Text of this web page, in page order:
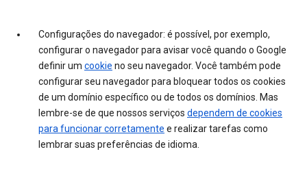
Configurações do navegador: é possível, por exemplo,
configurar o navegador para avisar você quando o Google
definir um cookie no seu navegador. Você também pode
configurar seu navegador para bloquear todos os cookies
de um domínio específico ou de todos os domínios. Mas
lembre-se de que nossos serviços dependem de cookies
para funcionar corretamente e realizar tarefas como
lembrar suas preferências de idioma.